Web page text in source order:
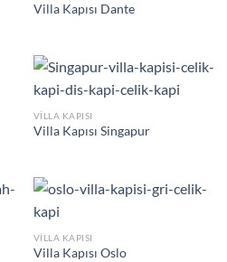
Villa Kapısı Dante
VILLA KAPISI
Villa Kapısı Singapur
VILLA KAPISI
Villa Kapısı Oslo